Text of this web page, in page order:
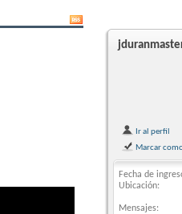
Ir al perfil
Marcar
Fecha de
Ubicación
Mensajes